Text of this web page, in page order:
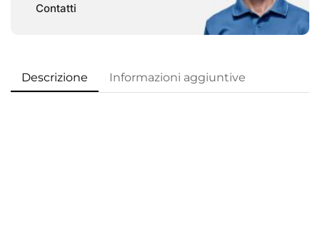
Contatti
Descrizione Informazioni aggiuntive